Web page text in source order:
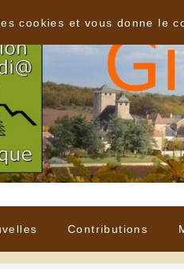
Contributions
cookies et vous donne le